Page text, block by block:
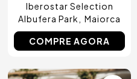
Iberostar Selection
Albufera Park
Maiorca
COMPRE AGORA